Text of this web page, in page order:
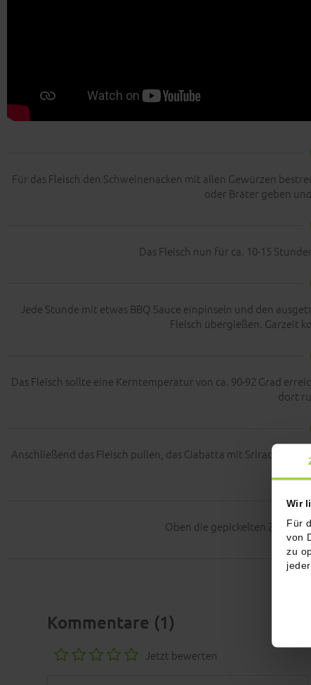
Wir
Für
von
zu
Für das Fleisch den Schweinenacken mit allen Gewürzen
oder Bräter geben
Das Fleisch nun für ca. 10-15
Jede Stunde mit etwas BBQ Sauce einpinseln und den
Fleisch übergießen. Garzeit
Das Fleisch sollte eine Kerntemperatur von ca. 90-92 Grad
dort
Anschließend das Fleisch pullen, das Ciabatta mit Sriracha-
Oben die gepickelten
Kommentare (1)
Jetzt bewerten